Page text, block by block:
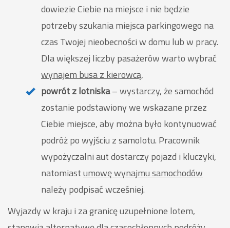
dowiezie Ciebie na miejsce i nie będzie
potrzeby szukania miejsca parkingowego na
czas Twojej nieobecności w domu lub w pracy.
Dla większej liczby pasażerów warto wybrać
wynajem busa z kierowcą,
powrót z lotniska– wystarczy, że samochód
zostanie podstawiony we wskazane przez
Ciebie miejsce, aby można było kontynuować
podróż po wyjściu z samolotu. Pracownik
wypożyczalni aut dostarczy pojazd i kluczyki,
natomiastumowę wynajmu samochodów
należy podpisać wcześniej.
Wyjazdy w kraju i za granicę uzupełnione lotem,